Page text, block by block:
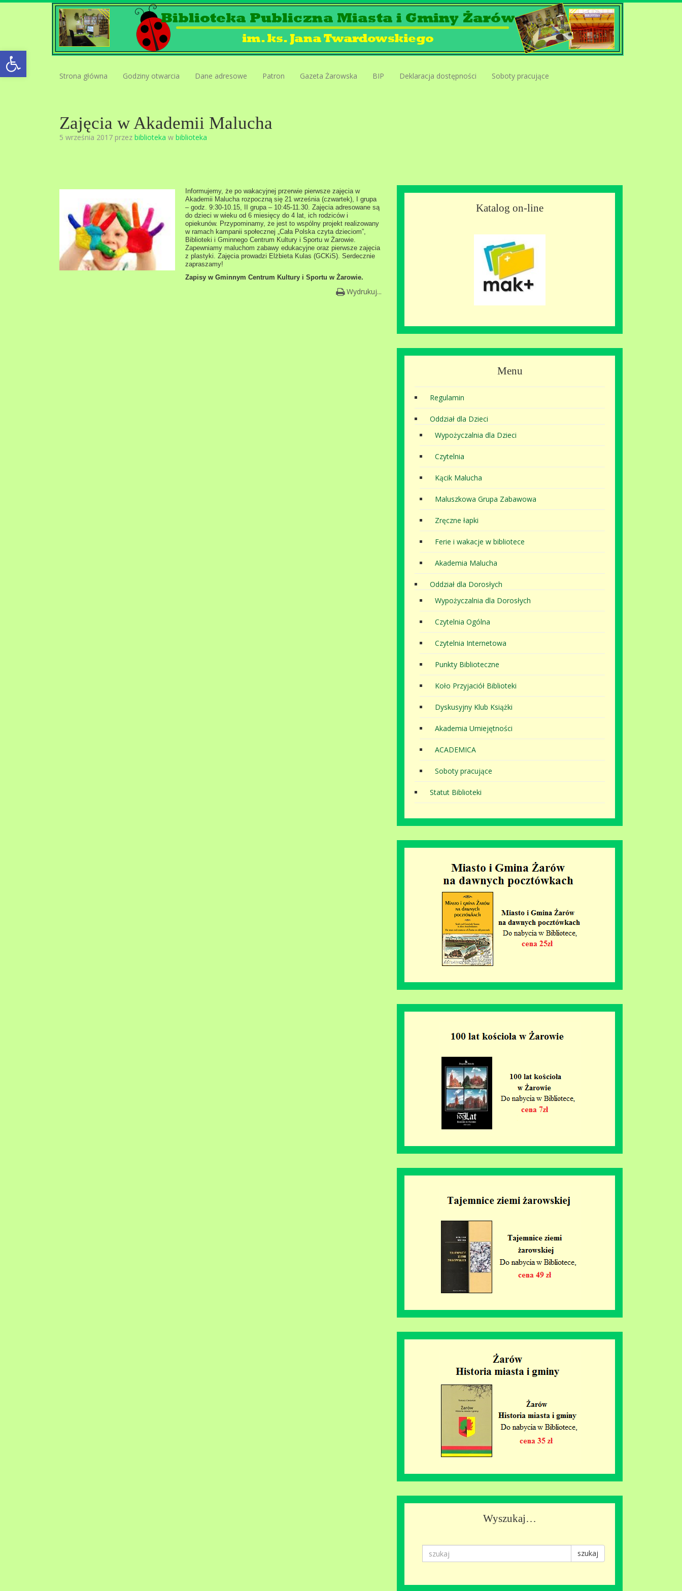
Open toolbar
Strona główna Godziny otwarcia Dane adresowe Patron Gazeta Żarowska BIP Deklaracja dostępności Soboty pracujące
Zajęcia w Akademii Malucha
5 września 2017 przez biblioteka w biblioteka
Informujemy, że po wakacyjnej przerwie pierwsze zajęcia w
Akademii Malucha rozpoczną się 21 września (czwartek), I grupa
– godz. 9:30-10.15, II grupa – 10:45-11.30. Zajęcia adresowane są
do dzieci w wieku od 6 miesięcy do 4 lat, ich rodziców i
opiekunów. Przypominamy, że jest to wspólny projekt realizowany
w ramach kampanii społecznej „Cała Polska czyta dzieciom”,
Biblioteki i Gminnego Centrum Kultury i Sportu w Żarowie.
Zapewniamy maluchom zabawy edukacyjne oraz pierwsze zajęcia
z plastyki. Zajęcia prowadzi Elżbieta Kulas (GCKiS). Serdecznie
zapraszamy!
Zapisy w Gminnym Centrum Kultury i Sportu w Żarowie.
Wydrukuj...
Katalog on-line
Menu
Regulamin
Oddział dla Dzieci
Wypożyczalnia dla Dzieci
Czytelnia
Kącik Malucha
Maluszkowa Grupa Zabawowa
Zręczne łapki
Ferie i wakacje w bibliotece
Akademia Malucha
Oddział dla Dorosłych
Wypożyczalnia dla Dorosłych
Czytelnia Ogólna
Czytelnia Internetowa
Punkty Biblioteczne
Koło Przyjaciół Biblioteki
Dyskusyjny Klub Książki
Akademia Umiejętności
ACADEMICA
Soboty pracujące
Statut Biblioteki
Wyszukaj…
szukaj